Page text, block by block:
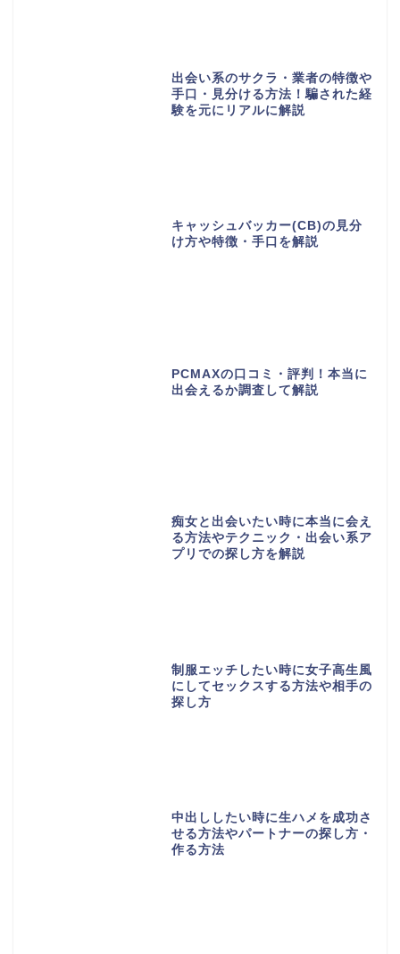
出会い系のサクラ・業者の特徴や
手口・見分ける方法！騙された経
験を元にリアルに解説
キャッシュバッカー(CB)の見分
け方や特徴・手口を解説
PCMAXの口コミ・評判！本当に
出会えるか調査して解説
痴女と出会いたい時に本当に会え
る方法やテクニック・出会い系ア
プリでの探し方を解説
制服エッチしたい時に女子高生風
にしてセックスする方法や相手の
探し方
中出ししたい時に生ハメを成功さ
せる方法やパートナーの探し方・
作る方法